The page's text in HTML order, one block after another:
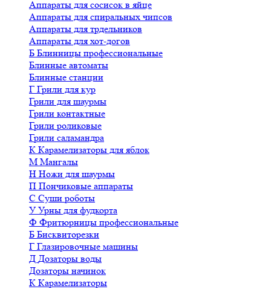
Аппараты для сосисок в яйце
Аппараты для спиральных чипсов
Аппараты для трдельников
Аппараты для хот-догов
Б Блинницы профессиональные
Блинные автоматы
Блинные станции
Г Грили для кур
Грили для шаурмы
Грили контактные
Грили роликовые
Грили саламандра
К Карамелизаторы для яблок
М Мангалы
Н Ножи для шаурмы
П Пончиковые аппараты
С Суши роботы
У Урны для фудкорта
Ф Фритюрницы профессиональные
Б Бисквиторезки
Г Глазировочные машины
Д Дозаторы воды
Дозаторы начинок
К Карамелизаторы